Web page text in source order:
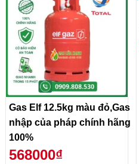
Gas Elf 12.5kg màu đỏ,Gas
nhập của pháp chính hãng
100%
568000₫